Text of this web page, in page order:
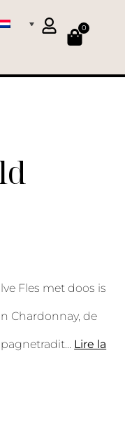
0
Fles met doos is
Chardonnay, de
Lire la